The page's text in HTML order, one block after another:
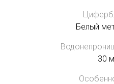
Белый
30 м